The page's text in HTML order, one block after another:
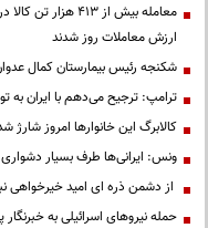
معامله بیش از
ارزش معاملات روز شدند
شکنجه رئیس بیمارستان کمال
ترامپ: ترجیح می‌دهم با ایران به
کالابرگ این خانوارها امروز شارژ
ونس: ایرانی‌ها طرف بسیار
از دشمن ذره ای امید خیرخواهی
حمله نیروهای اسرائیلی به